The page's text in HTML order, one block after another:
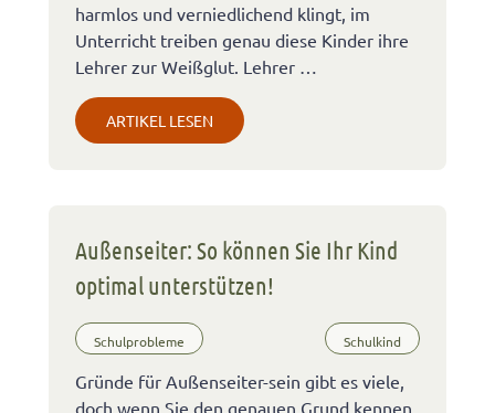
harmlos und verniedlichend klingt, im
Unterricht treiben genau diese Kinder ihre
Lehrer zur Weißglut. Lehrer …
ARTIKEL LESEN
Außenseiter: So können Sie Ihr Kind
optimal unterstützen!
Schulprobleme Schulkind
Gründe für Außenseiter-sein gibt es viele,
doch wenn Sie den genauen Grund kennen,